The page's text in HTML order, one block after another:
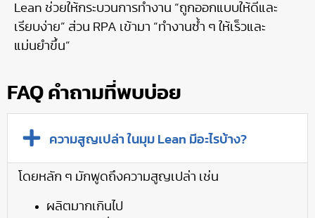
Lean ช่วยให้กระบวนการทำงาน “ถูกออกแบบให้ดีและ
เรียบง่าย” ส่วน RPA เข้ามา “ทำงานซ้ำ ๆ ให้เร็วและ
แม่นยำขึ้น”
FAQ คำถามที่พบบ่อย
ความสูญเปล่า ในมุม Lean มีอะไรบ้าง?
โดยหลัก ๆ มักพูดถึงความสูญเปล่า เช่น
ผลิตมากเกินไป